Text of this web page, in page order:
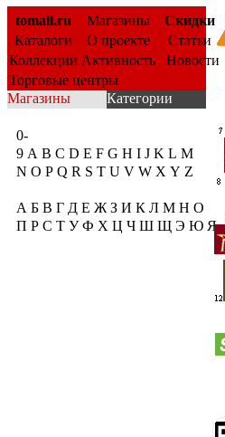
tomall.ru Магазины
Скидки
Каталоги
О проекте
Статьи
Коллекции Активность
Новости
Торговые центры
Магазины
Категории
0-
9 A B C D E F G H I J K L M
N O P Q R S T U V W X Y Z
А Б В Г Д Е Ж З И К Л М Н О
П Р С Т У Ф Х Ц Ч Ш Щ Э Ю Я